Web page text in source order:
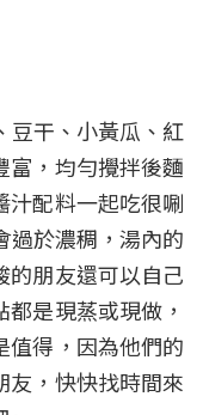
豆干、小黃瓜、紅
富，均勻攪拌後麵
汁配料一起吃很唰
過於濃稠，湯內的
的朋友還可以自己
是現蒸或現做，
值得，因為他們的
友，快快找時間來